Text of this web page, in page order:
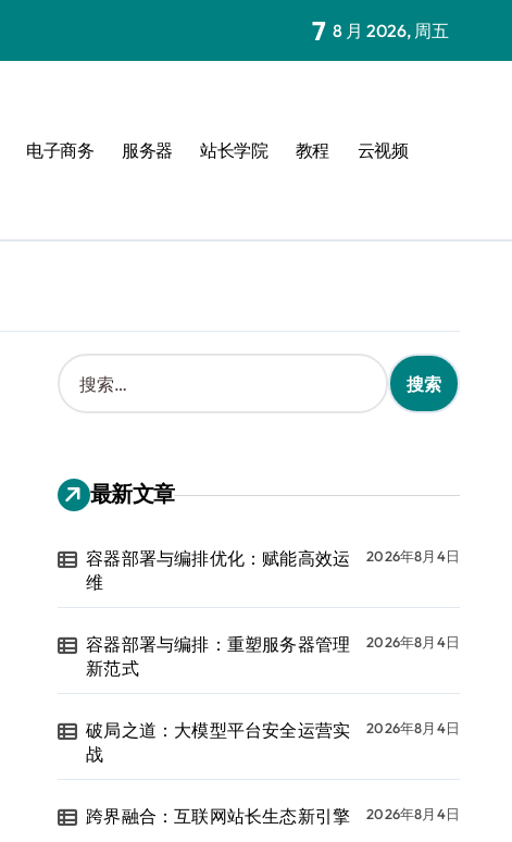
7 8 月 2026, 周五
电子商务 服务器 站长学院 教程 云视频
搜
索
：
最新文章
容器部署与编排优化：赋能高效运
维
2026年8月4日
容器部署与编排：重塑服务器管理
新范式
2026年8月4日
破局之道：大模型平台安全运营实
战
2026年8月4日
跨界融合：互联网站长生态新引擎 2026年8月4日